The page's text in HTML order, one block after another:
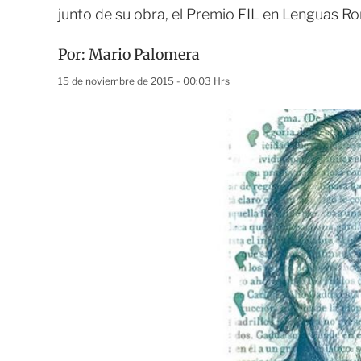
junto de su obra, el Premio FIL en Lenguas
Por: Mario Palomera
15 de noviembre de 2015 - 00:03 Hrs